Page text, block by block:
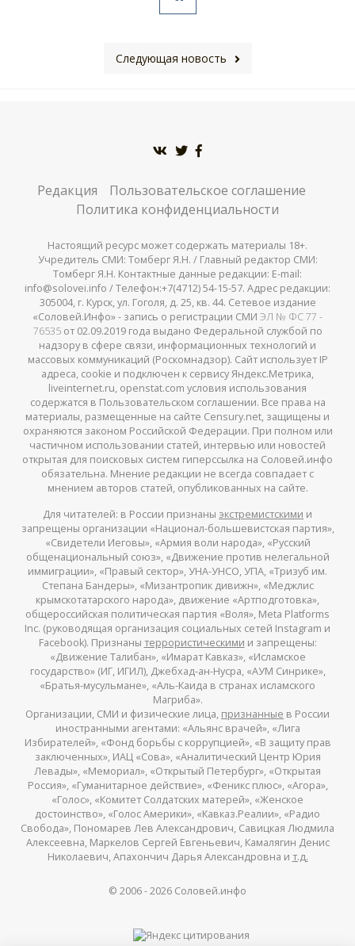
Следующая новость
Редакция
Пользовательское соглашение
Политика конфиденциальности
Настоящий ресурс может содержать материалы 18+.
Учредитель СМИ: Томберг Я.Н. / Главный редактор СМИ:
Томберг Я.Н. Контактные данные редакции: E-mail:
info@solovei.info / Телефон:+7(4712) 54-15-57. Адрес редакции:
305004, г. Курск, ул. Гоголя, д. 25, кв. 44. Сетевое издание
«Соловей.Инфо» - запись о регистрации СМИ ЭЛ № ФС 77 -
76535от 02.09.2019 года выдано Федеральной службой по
надзору в сфере связи, информационных технологий и
массовых коммуникаций (Роскомнадзор). Сайт использует IP
адреса, cookie и подключен к сервису Яндекс.Метрика,
liveinternet.ru, openstat.com условия использования
содержатся в Пользовательском соглашении. Все права на
материалы, размещенные на сайте Censury.net, защищены и
охраняются законом Российской Федерации. При полном или
частичном использовании статей, интервью или новостей
открытая для поисковых систем гиперссылка на Соловей.инфо
обязательна. Мнение редакции не всегда совпадает с
мнением авторов статей, опубликованных на сайте.
Для читателей: в России признаны экстремистскими и
запрещены организации «Национал-большевистская партия»,
«Свидетели Иеговы», «Армия воли народа», «Русский
общенациональный союз», «Движение против нелегальной
иммиграции», «Правый сектор», УНА-УНСО, УПА, «Тризуб им.
Степана Бандеры», «Мизантропик дивижн», «Меджлис
крымскотатарского народа», движение «Артподготовка»,
общероссийская политическая партия «Воля», Meta Platforms
Inc. (руководящая организация социальных сетей Instagram и
Facebook). Признаны террористическими и запрещены:
«Движение Талибан», «Имарат Кавказ», «Исламское
государство» (ИГ, ИГИЛ), Джебхад-ан-Нусра, «АУМ Синрике»,
«Братья-мусульмане», «Аль-Каида в странах исламского
Магриба».
Организации, СМИ и физические лица, признанные в России
иностранными агентами: «Альянс врачей», «Лига
Избирателей», «Фонд борьбы с коррупцией», «В защиту прав
заключенных», ИАЦ «Сова», «Аналитический Центр Юрия
Левады», «Мемориал», «Открытый Петербург», «Открытая
Россия», «Гуманитарное действие», «Феникс плюс», «Агора»,
«Голос», «Комитет Солдатских матерей», «Женское
достоинство», «Голос Америки», «Кавказ.Реалии», «Радио
Свобода», Пономарев Лев Александрович, Савицкая Людмила
Алексеевна, Маркелов Сергей Евгеньевич, Камалягин Денис
Николаевич, Апахончич Дарья Александровна и т.д.
© 2006 -2026 Соловей.инфо